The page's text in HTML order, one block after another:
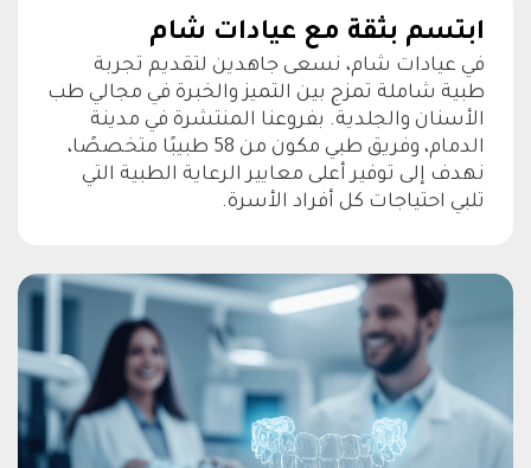
ابتسم بثقة مع عيادات شام
في عيادات شام، نسعى جاهدين لتقديم تجربة
طبية شاملة تمزج بين التميز والخبرة في مجالي طب
الأسنان والجلدية. بفروعنا المنتشرة في مدينة
الدمام، وفريق طبي مكون من 58 طبيبًا متخصصًا،
نهدف إلى توفير أعلى معايير الرعاية الطبية التي
تلبي احتياجات كل أفراد الأسرة.